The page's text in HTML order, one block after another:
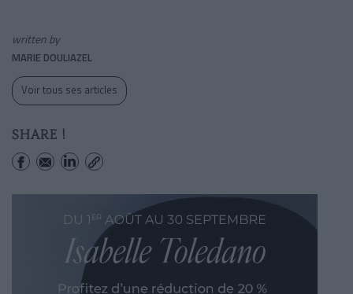
written by
MARIE DOULIAZEL
Voir tous ses articles
SHARE !